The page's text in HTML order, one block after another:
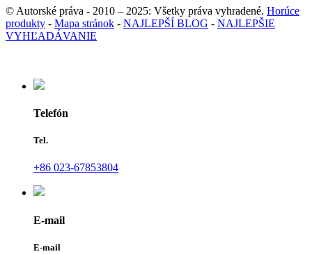
© Autorské práva - 2010 – 2025: Všetky práva vyhradené. Horúce
produkty - Mapa stránok - NAJLEPŠÍ BLOG - NAJLEPŠIE
VYHĽADÁVANIE
Telefón
Tel.
+86 023-67853804
E-mail
E-mail